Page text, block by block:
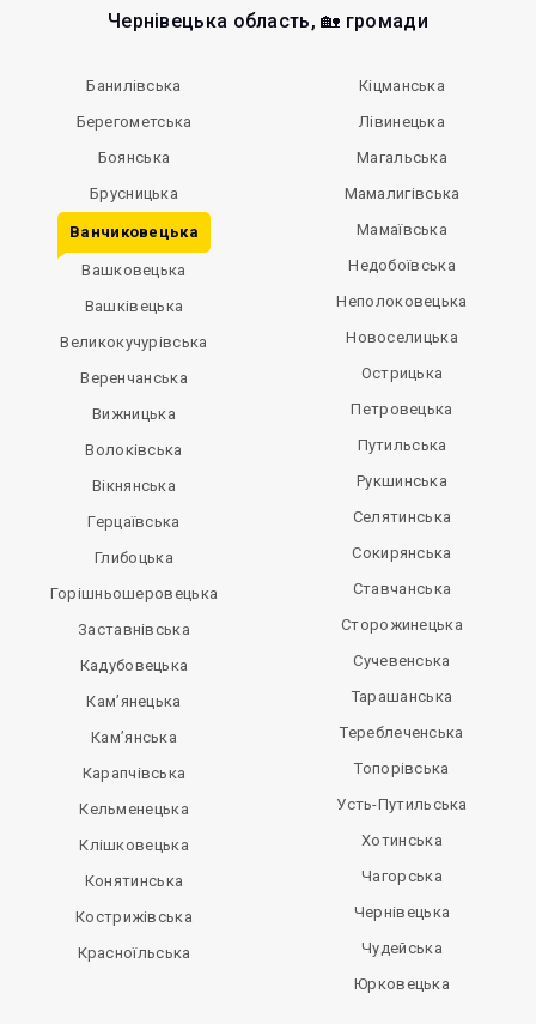
Чернівецька область, 🏡 громади
Банилівська
Берегометська
Боянська
Брусницька
Ванчиковецька
Вашковецька
Вашківецька
Великокучурівська
Веренчанська
Вижницька
Волоківська
Вікнянська
Герцаївська
Глибоцька
Горішньошеровецька
Заставнівська
Кадубовецька
Кам’янецька
Кам’янська
Карапчівська
Кельменецька
Клішковецька
Конятинська
Кострижівська
Красноїльська
Кіцманська
Лівинецька
Магальська
Мамалигівська
Мамаївська
Недобоївська
Неполоковецька
Новоселицька
Острицька
Петровецька
Путильська
Рукшинська
Селятинська
Сокирянська
Ставчанська
Сторожинецька
Сучевенська
Тарашанська
Тереблеченська
Топорівська
Усть-Путильська
Хотинська
Чагорська
Чернівецька
Чудейська
Юрковецька